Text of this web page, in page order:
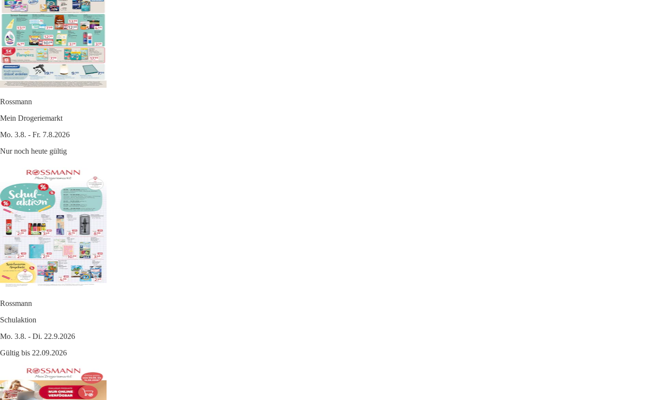
Rossmann
Mein Drogeriemarkt
Mo. 3.8. - Fr. 7.8.2026
Nur noch heute gültig
Rossmann
Schulaktion
Mo. 3.8. - Di. 22.9.2026
Gültig bis 22.09.2026